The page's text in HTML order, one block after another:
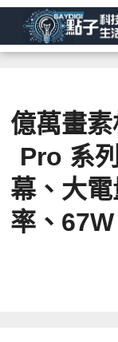
億萬畫
Pro 系
幕、大
率、